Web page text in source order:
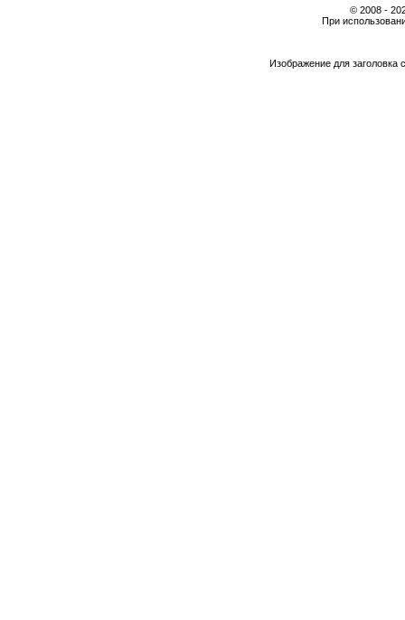
© 2008 -
При
Изображение для